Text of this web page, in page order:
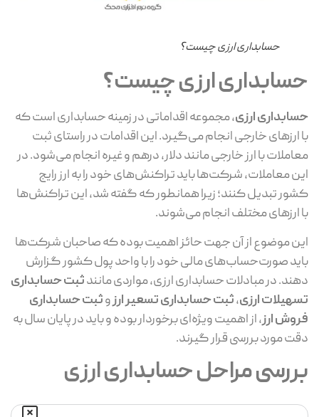
حسابداری ارزی چیست؟
ارزی چیست؟
ارزی، مجموعه اقداماتی در زمینه حسابداری است که
ارز‌های خارجی انجام می‌گیرد. این اقدامات در راستای ثبت
با ارز خارجی مانند دلار، درهم و غیره انجام می‌شود. در
معاملات، شرکت‌ها باید تراکنش‌های خود را به ارز رایج
تبدیل کنند؛ زیرا همانطور که گفته شد، این تراکنش‌ها
ارزهای مختلف انجام می‌شوند.
موضوع از آن جهت حائز اهمیت بوده که صاحبان شرکت‌ها
صورت‌حساب‌های مالی خود را با واحد پول کشور گزارش
در مبادلات حسابداری ارزی، مواردی مانندثبت حسابداری
ارزی،ثبت حسابداری تسعیر ارزوثبت حسابداری
ارز، از اهمیت ویژه‌ای برخوردار بوده و باید در پایان سال به
مورد بررسی قرار گیرند.
مراحل حسابداری ارزی